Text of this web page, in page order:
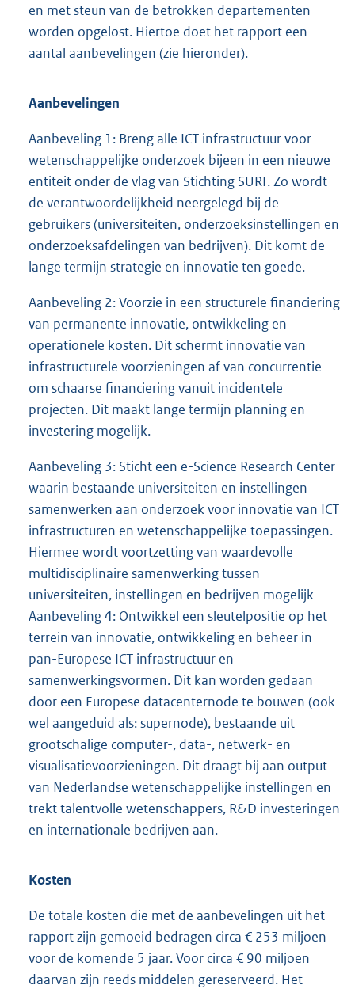
en met steun van de betrokken departementen
worden opgelost. Hiertoe doet het rapport een
aantal aanbevelingen (zie hieronder).
Aanbevelingen
Aanbeveling 1: Breng alle ICT infrastructuur voor
wetenschappelijke onderzoek bijeen in een nieuwe
entiteit onder de vlag van Stichting SURF. Zo wordt
de verantwoordelijkheid neergelegd bij de
gebruikers (universiteiten, onderzoeksinstellingen en
onderzoeksafdelingen van bedrijven). Dit komt de
lange termijn strategie en innovatie ten goede.
Aanbeveling 2: Voorzie in een structurele financiering
van permanente innovatie, ontwikkeling en
operationele kosten. Dit schermt innovatie van
infrastructurele voorzieningen af van concurrentie
om schaarse financiering vanuit incidentele
projecten. Dit maakt lange termijn planning en
investering mogelijk.
Aanbeveling 3: Sticht een e-Science Research Center
waarin bestaande universiteiten en instellingen
samenwerken aan onderzoek voor innovatie van ICT
infrastructuren en wetenschappelijke toepassingen.
Hiermee wordt voortzetting van waardevolle
multidisciplinaire samenwerking tussen
universiteiten, instellingen en bedrijven mogelijk
Aanbeveling 4: Ontwikkel een sleutelpositie op het
terrein van innovatie, ontwikkeling en beheer in
pan-Europese ICT infrastructuur en
samenwerkingsvormen. Dit kan worden gedaan
door een Europese datacenternode te bouwen (ook
wel aangeduid als: supernode), bestaande uit
grootschalige computer-, data-, netwerk- en
visualisatievoorzieningen. Dit draagt bij aan output
van Nederlandse wetenschappelijke instellingen en
trekt talentvolle wetenschappers, R&D investeringen
en internationale bedrijven aan.
Kosten
De totale kosten die met de aanbevelingen uit het
rapport zijn gemoeid bedragen circa € 253 miljoen
voor de komende 5 jaar. Voor circa € 90 miljoen
daarvan zijn reeds middelen gereserveerd. Het